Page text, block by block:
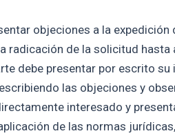
objeciones a la
radicación de la solicitud
debe presentar por escrito
las objeciones y
interesado y
de las normas